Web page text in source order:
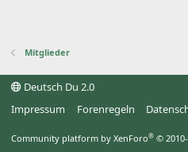
Mitglieder
Deutsch Du 2.0
Impressum
Forenregeln
Community platform by XenForo® ©